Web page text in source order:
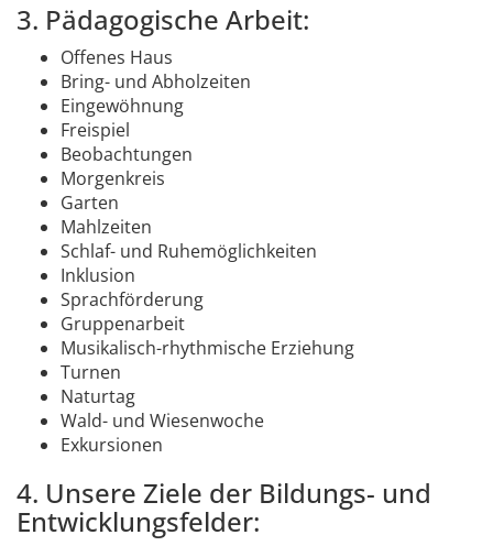
3. Pädagogische Arbeit:
Offenes Haus
Bring- und Abholzeiten
Eingewöhnung
Freispiel
Beobachtungen
Morgenkreis
Garten
Mahlzeiten
Schlaf- und Ruhemöglichkeiten
Inklusion
Sprachförderung
Gruppenarbeit
Musikalisch-rhythmische Erziehung
Turnen
Naturtag
Wald- und Wiesenwoche
Exkursionen
4. Unsere Ziele der Bildungs- und
Entwicklungsfelder: